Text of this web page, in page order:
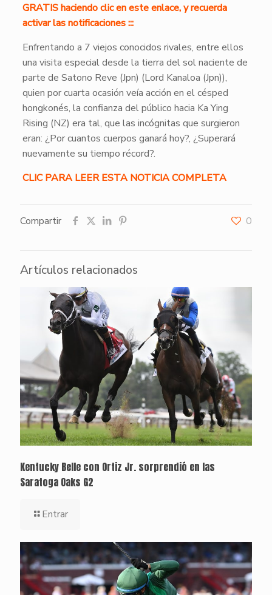
GRATIS haciendo clic en este enlace, y recuerda
activar las notificaciones :::
Enfrentando a 7 viejos conocidos rivales, entre ellos
una visita especial desde la tierra del sol naciente de
parte de Satono Reve (Jpn) (Lord Kanaloa (Jpn)),
quien por cuarta ocasión veía acción en el césped
hongkonés, la confianza del público hacia Ka Ying
Rising (NZ) era tal, que las incógnitas que surgieron
eran: ¿Por cuantos cuerpos ganará hoy?, ¿Superará
nuevamente su tiempo récord?.
CLIC PARA LEER ESTA NOTICIA COMPLETA
Compartir 0
Artículos relacionados
Kentucky Belle con Ortiz Jr. sorprendió en las
Saratoga Oaks G2
Entrar